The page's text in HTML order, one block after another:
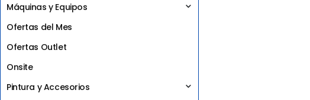
Máquinas y Equipos
Ofertas del Mes
Ofertas Outlet
Onsite
Pintura y Accesorios